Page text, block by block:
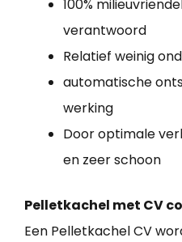
100%
verantwoord
Relatief weinig
automatische
werking
Door optimale
en zeer schoon
Pelletkachel met CV
Een Pelletkachel CV